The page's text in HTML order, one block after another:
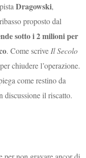
Dragowski,
proposto dal
sotto i 2 milioni per
. Come scrive Il Secolo
chiudere l’operazione.
come restino da
discussione il riscatto.